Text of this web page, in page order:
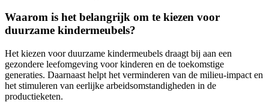
Waarom is het belangrijk om te kiezen voor
duurzame kindermeubels?
Het kiezen voor duurzame kindermeubels draagt bij aan een
gezondere leefomgeving voor kinderen en de toekomstige
generaties. Daarnaast helpt het verminderen van de milieu-impact en
het stimuleren van eerlijke arbeidsomstandigheden in de
productieketen.